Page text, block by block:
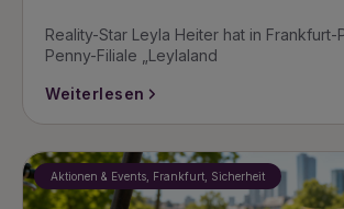
Reality-Star Leyla Heiter hat in Frankfurt-
Penny-Filiale „Leylaland
Weiterlesen
Aktionen & Events, Frankfurt, Sicherheit